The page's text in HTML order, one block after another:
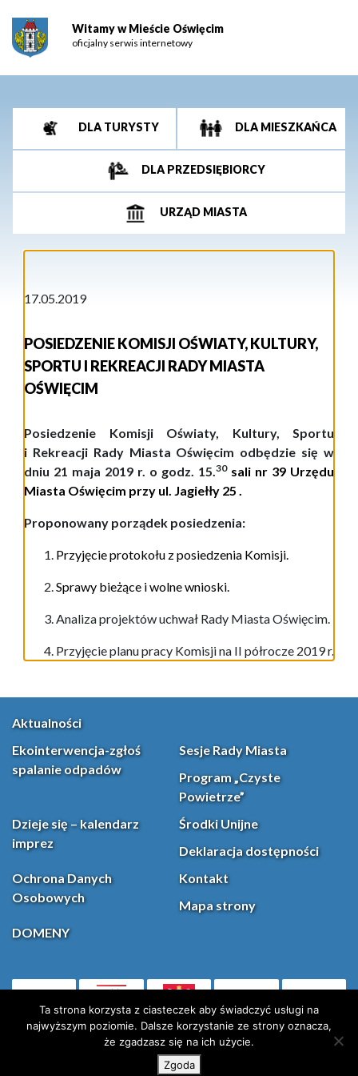
Witamy w Mieście Oświęcim
oficjalny serwis internetowy
DLA TURYSTY DLA MIESZKAŃCA
DLA PRZEDSIĘBIORCY
URZĄD MIASTA
17.05.2019
POSIEDZENIE KOMISJI OŚWIATY, KULTURY,
SPORTU I REKREACJI RADY MIASTA
OŚWIĘCIM
Posiedzenie Komisji Oświaty, Kultury, Sportu
i Rekreacji Rady Miasta Oświęcim odbędzie się w
dniu 21 maja 2019 r. o godz. 15.30 sali nr 39 Urzędu
Miasta Oświęcim przy ul. Jagiełły 25 .
Proponowany porządek posiedzenia:
Przyjęcie protokołu z posiedzenia Komisji.
Sprawy bieżące i wolne wnioski.
Analizaprojektów uchwał Rady Miasta Oświęcim.
Przyjęcie planu pracy Komisji na II półrocze 2019 r.
Aktualności
Ekointerwencja-zgłoś
spalanie odpadów
Sesje Rady Miasta
Program „Czyste
Powietrze”
Dzieje się – kalendarz
imprez
Środki Unijne
Deklaracja dostępności
Ochrona Danych
Osobowych
Kontakt
Mapa strony
DOMENY
(otwiera się w nowej karcie)Facebook
X (Twitter)
Ta strona korzysta z ciasteczek aby świadczyć usługi na
najwyższym poziomie. Dalsze korzystanie ze strony oznacza,
że zgadzasz się na ich użycie.
Zgoda